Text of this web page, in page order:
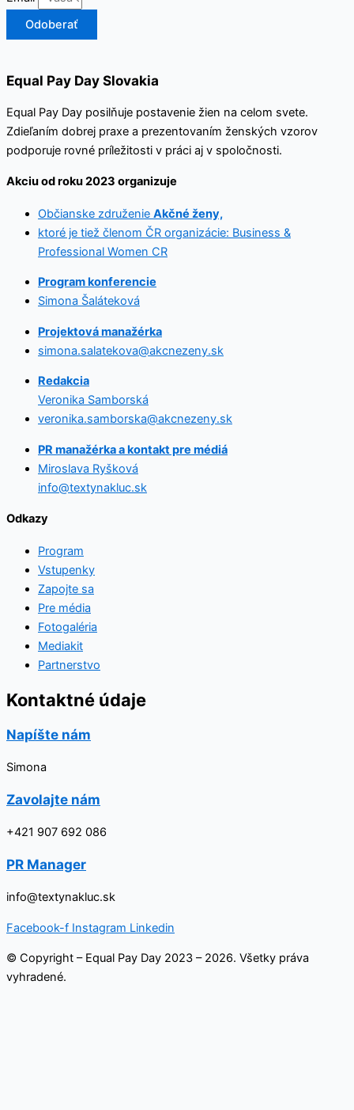
Odoberať
Equal Pay Day Slovakia
Equal Pay Day posilňuje postavenie žien na celom svete.
Zdieľaním dobrej praxe a prezentovaním ženských vzorov
podporuje rovné príležitosti v práci aj v spoločnosti.
Akciu od roku 2023 organizuje
Občianske združenie Akčné ženy,
ktoré je tiež členom ČR organizácie: Business &
Professional Women CR
Program konferencie
Simona Šaláteková
Projektová manažérka
simona.salatekova@akcnezeny.sk
Redakcia
Veronika Samborská
veronika.samborska@akcnezeny.sk
PR manažérka a kontakt pre médiá
Miroslava Ryšková
info@textynakluc.sk
Odkazy
Program
Vstupenky
Zapojte sa
Pre média
Fotogaléria
Mediakit
Partnerstvo
Kontaktné údaje
Napíšte nám
Simona
Zavolajte nám
+421 907 692 086
PR Manager
info@textynakluc.sk
Facebook-f Instagram Linkedin
© Copyright – Equal Pay Day 2023 – 2026. Všetky práva
vyhradené.